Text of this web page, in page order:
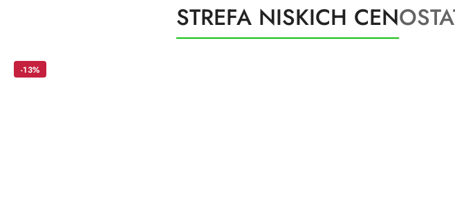
Produkty
o
STREFA NISKICH CEN
o
-13%